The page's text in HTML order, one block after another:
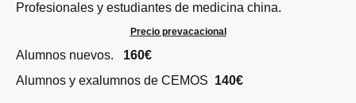
Profesionales y estudiantes de medicina china.
Precio prevacacional
Alumnos nuevos.
160€
Alumnos y exalumnos de CEMOS 140€